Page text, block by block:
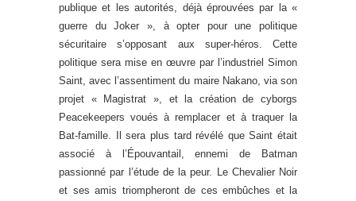
publique et les autorités, déjà éprouvées par la «
guerre du Joker », à opter pour une politique
sécuritaire s’opposant aux super-héros. Cette
politique sera mise en œuvre par l’industriel Simon
Saint, avec l’assentiment du maire Nakano, via son
projet « Magistrat », et la création de cyborgs
Peacekeepers voués à remplacer et à traquer la
Bat-famille. Il sera plus tard révélé que Saint était
associé à l’Épouvantail, ennemi de Batman
passionné par l’étude de la peur. Le Chevalier Noir
et ses amis triompheront de ces embûches et la